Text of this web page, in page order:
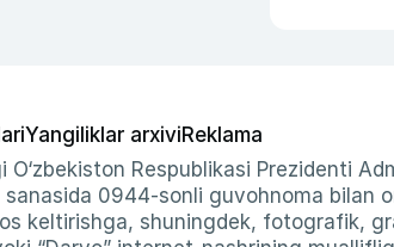
Yangiliklar arxiviReklama
Respublikasi Prezidenti
0944-sonli guvohnoma bilan
keltirishga, shuningdek, fotografik,